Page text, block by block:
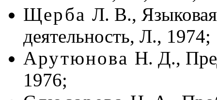
ЩербаЛ. В., Языковая
деятельность, Л., 1974;
Арутюнова Н. Д.,
1976;